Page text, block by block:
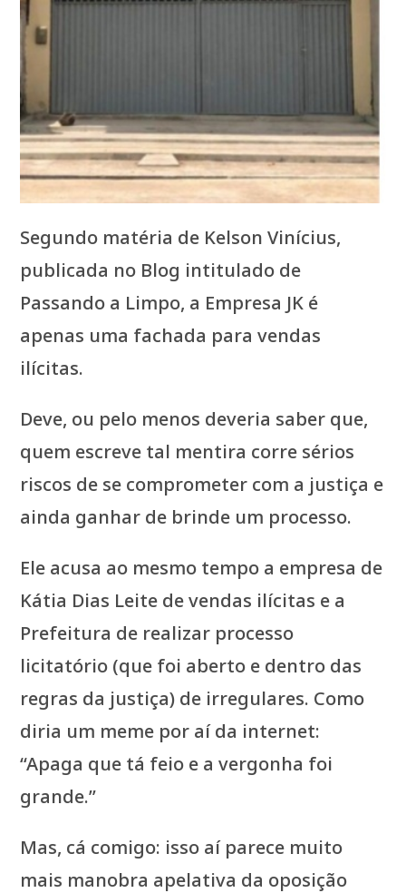
Segundo matéria de Kelson Vinícius,
publicada no Blog intitulado de
Passando a Limpo, a Empresa JK é
apenas uma fachada para vendas
ilícitas.
Deve, ou pelo menos deveria saber que,
quem escreve tal mentira corre sérios
riscos de se comprometer com a justiça e
ainda ganhar de brinde um processo.
Ele acusa ao mesmo tempo a empresa de
Kátia Dias Leite de vendas ilícitas e a
Prefeitura de realizar processo
licitatório (que foi aberto e dentro das
regras da justiça) de irregulares. Como
diria um meme por aí da internet:
“Apaga que tá feio e a vergonha foi
grande.”
Mas, cá comigo: isso aí parece muito
mais manobra apelativa da oposição